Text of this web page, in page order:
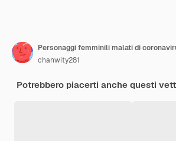
chanwity281
Potrebbero piacerti anche questi